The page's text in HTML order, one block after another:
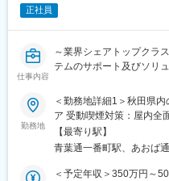
らなる発展が期待されてい
■販売経験を活かしてキャ
販売業務だけでなく、売
輩育成など幅広い業務に
キャリアアップを目指せ
個人ノルマではなくチー
先ではなく、お客様に合
りがいを感じられます。
転勤はなく、年間休日
正社員
仕事内容
～業界シェアトップクラ
テムのサポート及びソリ
イフバランスが整う会社～
■職務内容：
当ポジションでは営業か
のシステムサポートまで
営業に限らず、当社の商
勤務地
＜勤務地詳細1＞秋田県
ア 受動喫煙対策：屋内全
宮城県仙台市青葉区一番
最寄駅：青葉通一番町駅
【最寄り駅】
青葉通一番町駅、あおば
＜予定年収＞350万円～